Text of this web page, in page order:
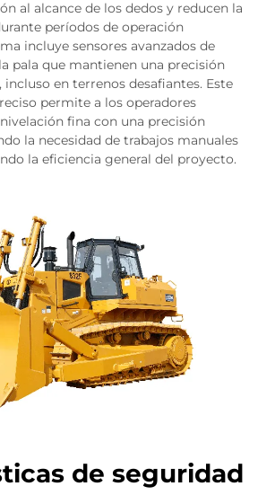
al alcance de los dedos y reducen la
períodos de operación
incluye sensores avanzados de
pala que mantienen una precisión
en terrenos desafiantes. Este
permite a los operadores
fina con una precisión
la necesidad de trabajos manuales
la eficiencia general del proyecto.
de seguridad